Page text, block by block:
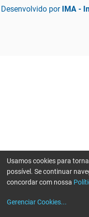
Desenvolvido por IMA -
Usamos cookies para
possível. Se continuar
concordar com nossa
Gerenciar Cookies...
Erro ao enviar